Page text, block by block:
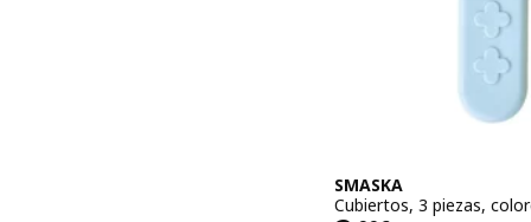
SMASKA
Cubiertos, 3 piezas,